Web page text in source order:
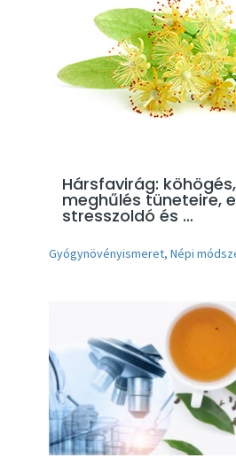
Hársfavirág:
meghűlés tüneteire,
stresszoldó és …
Gyógynövényismeret, Népi